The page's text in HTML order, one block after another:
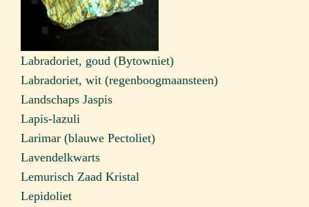
Labradoriet, goud (Bytowniet)
Labradoriet, wit (regenboogmaansteen)
Landschaps Jaspis
Lapis-lazuli
Larimar (blauwe Pectoliet)
Lavendelkwarts
Lemurisch Zaad Kristal
Lepidoliet